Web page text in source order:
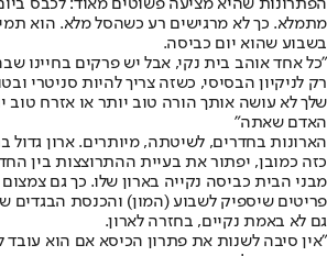
הפתרונות שהיא מציעה פשוטים מאוד: לכבס
מתמלא. כך לא מרגישים רע כשהסל מלא. הוא
בשבוע שהוא יום כביסה.
"כל אחד אוהב בית נקי, אבל יש פרקים בחיינו
רק לניקיון הבסיסי, כשזה צריך להיות סניטרי
שלך לא עושה אותך הורה טוב יותר או אזרח טוב
האדם שאתה"
הארונות בחדרים, לשיטתה, מיותרים. ארון
כזה כמובן, יפתור את בעיית ההתרוצצות בין
מבני הבית כביסה נקייה בארון שלו. כך גם
פריטים שיספיק לשבוע (המון) והכנסת הבגדים
גם לא באמת נקיים, בחזרה לארון.
"אין סיבה לשנות את פתרון הכיסא אם הוא עובד